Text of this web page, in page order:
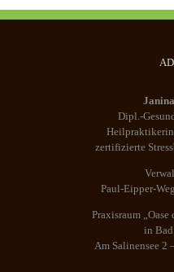
Dipl.-
Heilpraktikerin
zertifizierte
Paul-Eipper-
Praxisraum
in
Am Salinensee 2